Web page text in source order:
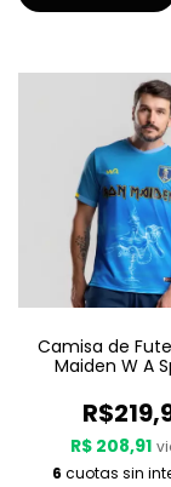
Camisa de
Maiden W A
Son
R$ 208,91
6 cuotas sin